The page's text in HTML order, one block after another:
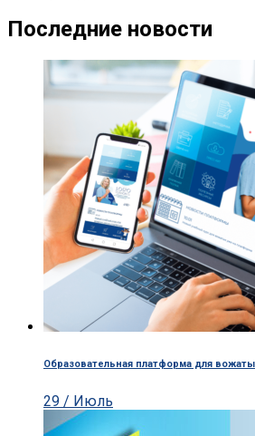
Последние новости
Образовательная платформа для
29 / Июль